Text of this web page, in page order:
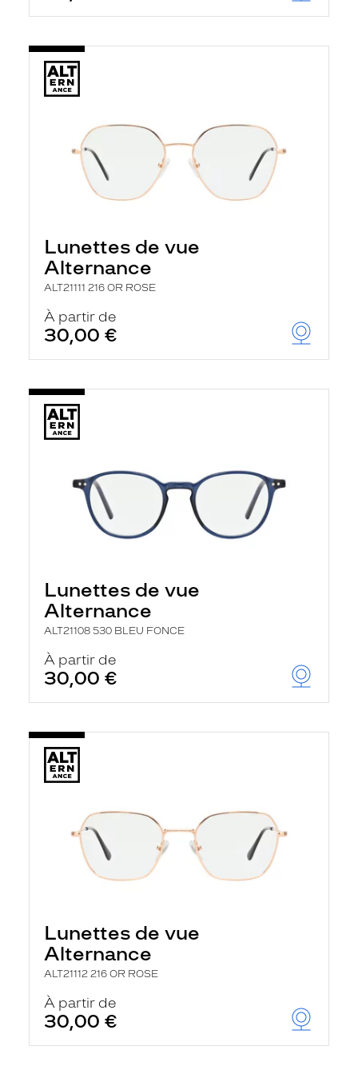
Lunettes de vue
Alternance
ALT21111 216 OR ROSE
À partir de
30,00 €
Lunettes de vue
Alternance
ALT21108 530 BLEU FONCE
À partir de
30,00 €
Lunettes de vue
Alternance
ALT21112 216 OR ROSE
À partir de
30,00 €